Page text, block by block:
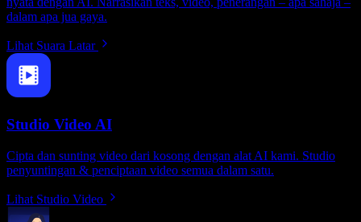
dalam apa jua gaya.
Lihat Suara Latar
Studio Video AI
Cipta dan sunting video dari kosong dengan alat AI kami. Studio
penyuntingan & penciptaan video semua dalam satu.
Lihat Studio Video